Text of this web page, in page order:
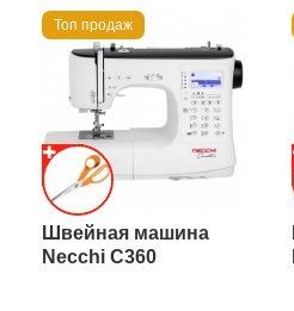
Топ продаж
Швейная машина
Necchi C360